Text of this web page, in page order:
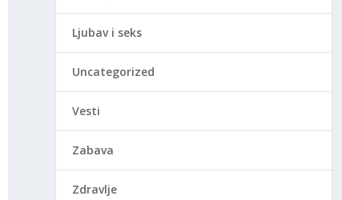
Ljubav i seks
Uncategorized
Vesti
Zabava
Zdravlje